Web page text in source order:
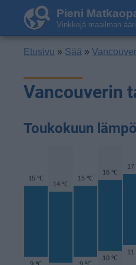
Pieni
Vinkkejä maailman
Etusivu » Sää »Vancouver
Vancouverin
Toukokuun
15 ℃
14 ℃
15 ℃
16 ℃
10 ℃